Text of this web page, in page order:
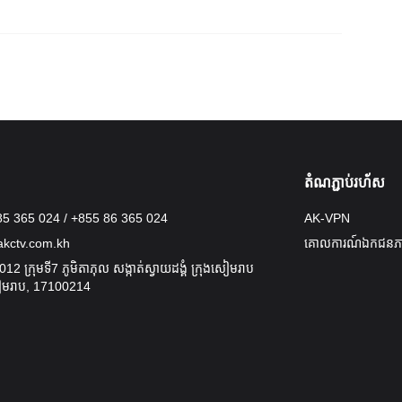
365 024 / +855 86 365 024
012 ក្រុមទី7 ភូមិតាភុល សង្កាត់ស្វាយដង្គំ ក្រុងសៀមរាប
មរាប, 17100214
តំណភ្ជាប់រហ័ស
AK-VPN
គោលការណ៍ឯកជនភ